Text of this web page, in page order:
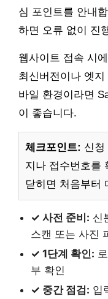
심 포인트를 안내
하면 오류 없이 진
웹사이트 접속 시
최신버전이나 엣
바일 환경이라면
이 좋습니다.
체크포인트: 신청
지나 접수번호를
닫히면 처음부터
✓ 사전 준비: 신
스캔 또는 사진
✓ 1단계 확인:
부 확인
✓ 중간 점검: 입